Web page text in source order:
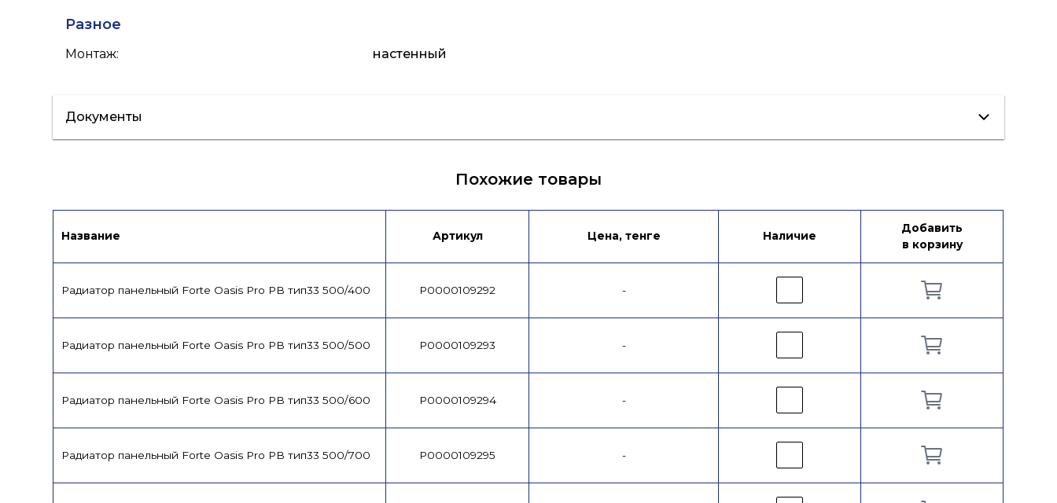
Разное
Монтаж: настенный
Документы
Похожие товары
Название Артикул Цена, тенге Наличие
Добавить
в корзину
Радиатор панельный Forte Oasis Pro PB тип33 500/400 P0000109292 -
Радиатор панельный Forte Oasis Pro PB тип33 500/500 P0000109293 -
Радиатор панельный Forte Oasis Pro PB тип33 500/600 P0000109294 -
Радиатор панельный Forte Oasis Pro PB тип33 500/700 P0000109295 -